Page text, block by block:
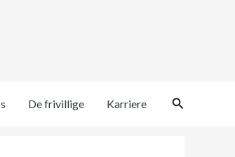
De frivillige Karriere Søg